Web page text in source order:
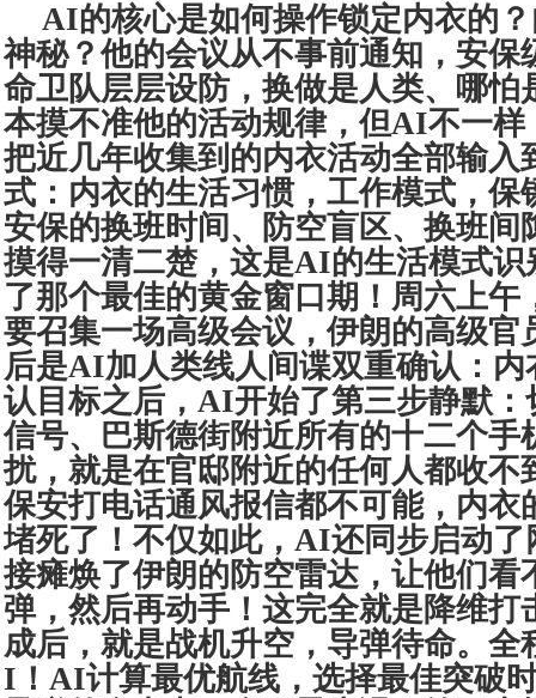
AI的核心是如何操作锁定内衣的
神秘？他的会议从不事前通知，安保
命卫队层层设防，换做是人类、哪怕
本摸不准他的活动规律，但AI不一样
把近几年收集到的内衣活动全部输
式：内衣的生活习惯，工作模式，保
安保的换班时间、防空盲区、换班
摸得一清二楚，这是AI的生活模式
了那个最佳的黄金窗口期！周六上午
要召集一场高级会议，伊朗的高级官
后是AI加人类线人间谍双重确认：内
认目标之后，AI开始了第三步静默：
信号、巴斯德街附近所有的十二个手
扰，就是在官邸附近的任何人都收不
保安打电话通风报信都不可能，内衣
堵死了！不仅如此，AI还同步启动了
接瘫焕了伊朗的防空雷达，让他们看
弹，然后再动手！这完全就是降维打
成后，就是战机升空，导弹待命。全
I！AI计算最优航线，选择最佳突破